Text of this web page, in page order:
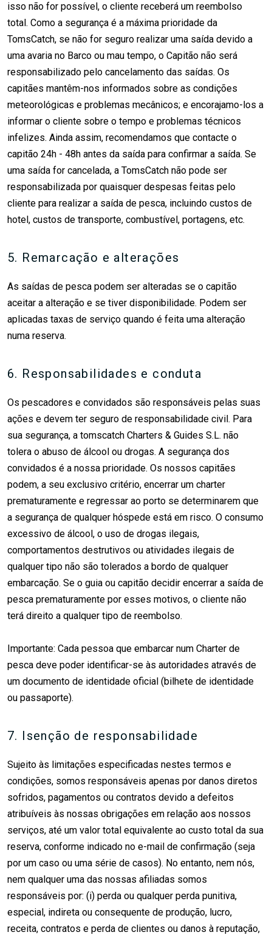
isso não for possível, o cliente receberá um reembolso
total. Como a segurança é a máxima prioridade da
TomsCatch, se não for seguro realizar uma saída devido a
uma avaria no Barco ou mau tempo, o Capitão não será
responsabilizado pelo cancelamento das saídas. Os
capitães mantêm-nos informados sobre as condições
meteorológicas e problemas mecânicos; e encorajamo-los a
informar o cliente sobre o tempo e problemas técnicos
infelizes. Ainda assim, recomendamos que contacte o
capitão 24h - 48h antes da saída para confirmar a saída. Se
uma saída for cancelada, a TomsCatch não pode ser
responsabilizada por quaisquer despesas feitas pelo
cliente para realizar a saída de pesca, incluindo custos de
hotel, custos de transporte, combustível, portagens, etc.
5. Remarcação e alterações
As saídas de pesca podem ser alteradas se o capitão
aceitar a alteração e se tiver disponibilidade. Podem ser
aplicadas taxas de serviço quando é feita uma alteração
numa reserva.
6. Responsabilidades e conduta
Os pescadores e convidados são responsáveis pelas suas
ações e devem ter seguro de responsabilidade civil. Para
sua segurança, a tomscatch Charters & Guides S.L. não
tolera o abuso de álcool ou drogas. A segurança dos
convidados é a nossa prioridade. Os nossos capitães
podem, a seu exclusivo critério, encerrar um charter
prematuramente e regressar ao porto se determinarem que
a segurança de qualquer hóspede está em risco. O consumo
excessivo de álcool, o uso de drogas ilegais,
comportamentos destrutivos ou atividades ilegais de
qualquer tipo não são tolerados a bordo de qualquer
embarcação. Se o guia ou capitão decidir encerrar a saída de
pesca prematuramente por esses motivos, o cliente não
terá direito a qualquer tipo de reembolso.
Importante: Cada pessoa que embarcar num Charter de
pesca deve poder identificar-se às autoridades através de
um documento de identidade oficial (bilhete de identidade
ou passaporte).
7. Isenção de responsabilidade
Sujeito às limitações especificadas nestes termos e
condições, somos responsáveis apenas por danos diretos
sofridos, pagamentos ou contratos devido a defeitos
atribuíveis às nossas obrigações em relação aos nossos
serviços, até um valor total equivalente ao custo total da sua
reserva, conforme indicado no e-mail de confirmação (seja
por um caso ou uma série de casos). No entanto, nem nós,
nem qualquer uma das nossas afiliadas somos
responsáveis por: (i) perda ou qualquer perda punitiva,
especial, indireta ou consequente de produção, lucro,
receita, contratos e perda de clientes ou danos à reputação,